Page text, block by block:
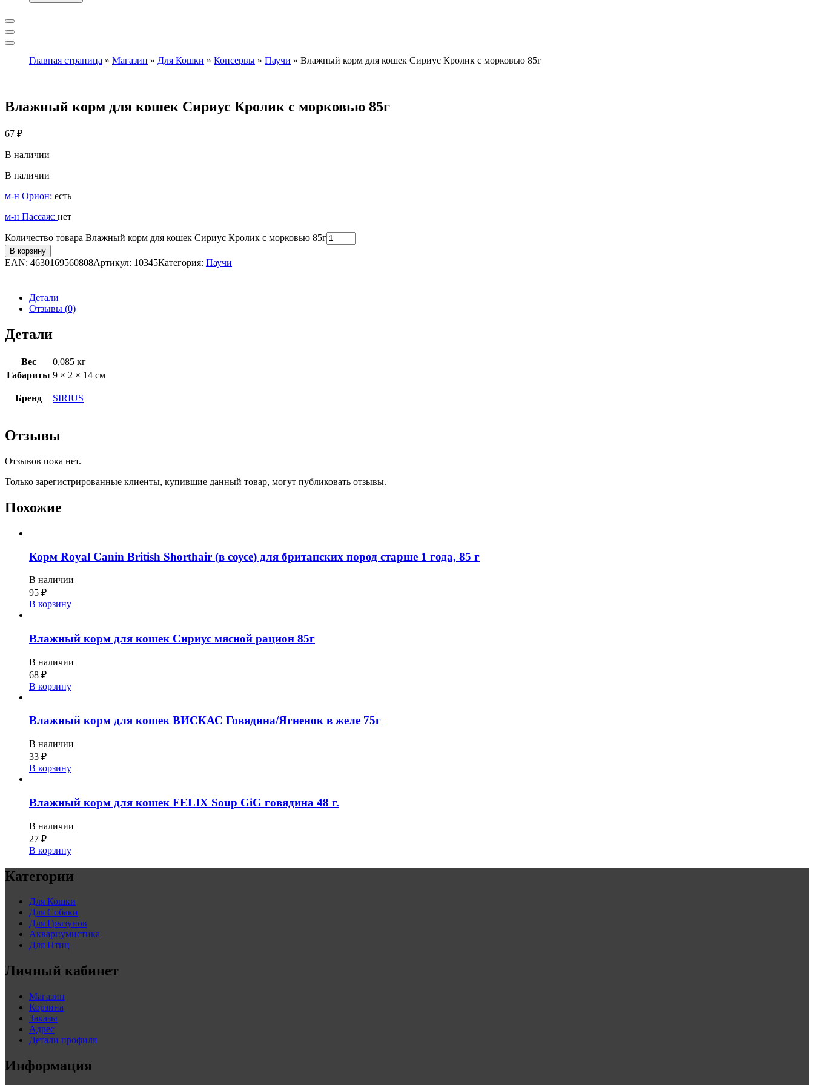
Главная страница » Магазин » Для Кошки » Консервы » Паучи » Влажный корм для кошек Сириус Кролик с морковью 85г
Влажный корм для кошек Сириус Кролик с морковью 85г
67 ₽
В наличии
В наличии
м-н Орион: есть
м-н Пассаж: нет
Количество товара Влажный корм для кошек Сириус Кролик с морковью 85г
В корзину
EAN: 4630169560808Артикул: 10345Категория: Паучи
Детали
Отзывы (0)
Детали
Вес
0,085 кг
Габариты 9 × 2 × 14 см
Бренд SIRIUS
Отзывы
Отзывов пока нет.
Только зарегистрированные клиенты, купившие данный товар, могут публиковать отзывы.
Похожие
Корм Royal Canin British Shorthair (в соусе) для британских пород старше 1 года, 85 г
В наличии
95 ₽
В корзину
Влажный корм для кошек Сириус мясной рацион 85г
В наличии
68 ₽
В корзину
Влажный корм для кошек ВИСКАС Говядина/Ягненок в желе 75г
В наличии
33 ₽
В корзину
Влажный корм для кошек FELIX Soup GiG говядина 48 г.
В наличии
27 ₽
В корзину
Категории
Для Кошки
Для Собаки
Для Грызунов
Аквариумистика
Для Птиц
Личный кабинет
Магазин
Корзина
Заказы
Адрес
Детали профиля
Информация